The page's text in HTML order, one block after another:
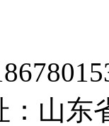
山东